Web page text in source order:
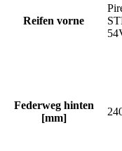
Reifen vorne
Federweg hinten
[mm]